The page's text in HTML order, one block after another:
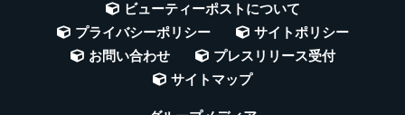
ビューティーポストについて
プライバシーポリシー
サイトポリシー
お問い合わせ
プレスリリース受付
サイトマップ